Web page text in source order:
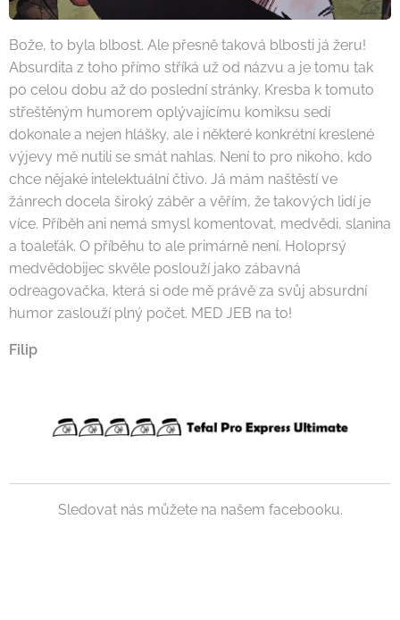
Bože, to byla blbost. Ale přesně taková blbosti já žeru!
Absurdita z toho přímo stříká už od názvu a je tomu tak
po celou dobu až do poslední stránky. Kresba k tomuto
střeštěným humorem oplývajícímu komiksu sedí
dokonale a nejen hlášky, ale i některé konkrétní kreslené
výjevy mě nutili se smát nahlas. Není to pro nikoho, kdo
chce nějaké intelektuální čtivo. Já mám naštěstí ve
žánrech docela široký záběr a věřím, že takových lidí je
více. Příběh ani nemá smysl komentovat, medvědi, slanina
a toaleťák. O příběhu to ale primárně není. Holoprsý
medvědobijec skvěle poslouží jako zábavná
odreagovačka, která si ode mě právě za svůj absurdní
humor zaslouží plný počet. MED JEB na to!
Filip
Sledovat nás můžete na našem facebooku.